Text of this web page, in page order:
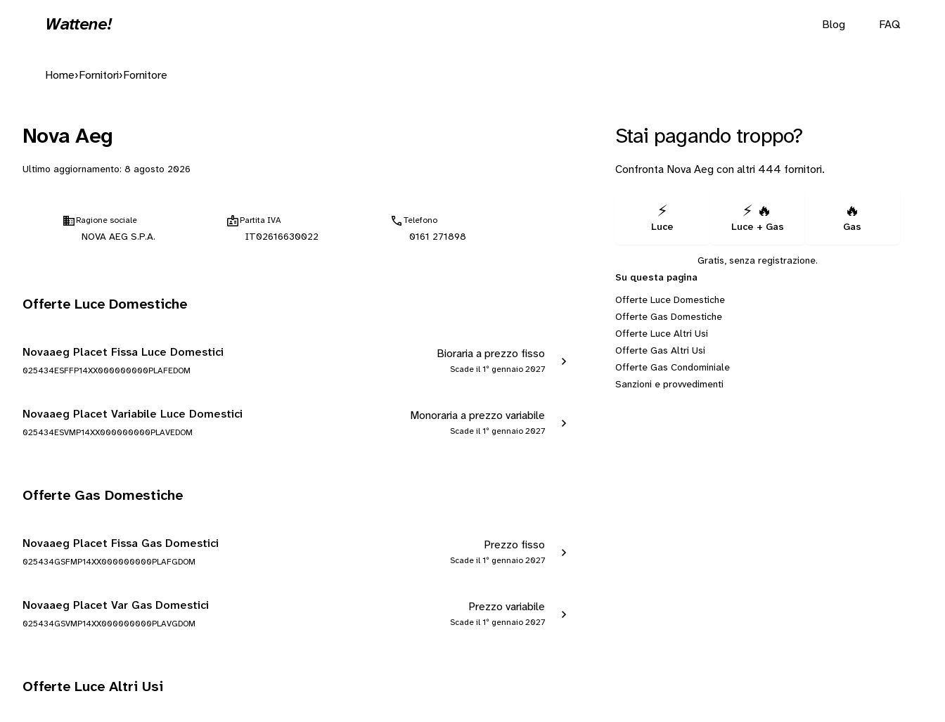
Wattene! Blog FAQ
Home› Fornitori› Fornitore
Nova Aeg
Ultimo aggiornamento: 8 agosto 2026
Ragione sociale
NOVA AEG S.P.A.
Partita IVA
IT02616630022
Telefono
0161 271898
Offerte Luce Domestiche
Novaaeg Placet Fissa Luce Domestici
025434ESFFP14XX000000000PLAFEDOM
Bioraria a prezzo fisso
Scade il 1º gennaio 2027
Novaaeg Placet Variabile Luce Domestici
025434ESVMP14XX000000000PLAVEDOM
Monoraria a prezzo variabile
Scade il 1º gennaio 2027
Offerte Gas Domestiche
Novaaeg Placet Fissa Gas Domestici
025434GSFMP14XX000000000PLAFGDOM
Prezzo fisso
Scade il 1º gennaio 2027
Novaaeg Placet Var Gas Domestici
025434GSVMP14XX000000000PLAVGDOM
Prezzo variabile
Scade il 1º gennaio 2027
Offerte Luce Altri Usi
Stai pagando troppo?
Confronta Nova Aeg con altri 444 fornitori.
⚡
Luce
⚡ 🔥
Luce + Gas
🔥
Gas
Gratis, senza registrazione.
Su questa pagina
Offerte Luce Domestiche
Offerte Gas Domestiche
Offerte Luce Altri Usi
Offerte Gas Altri Usi
Offerte Gas Condominiale
Sanzioni e provvedimenti